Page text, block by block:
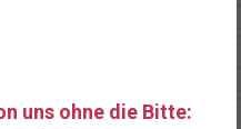
uns ohne die Bitte: